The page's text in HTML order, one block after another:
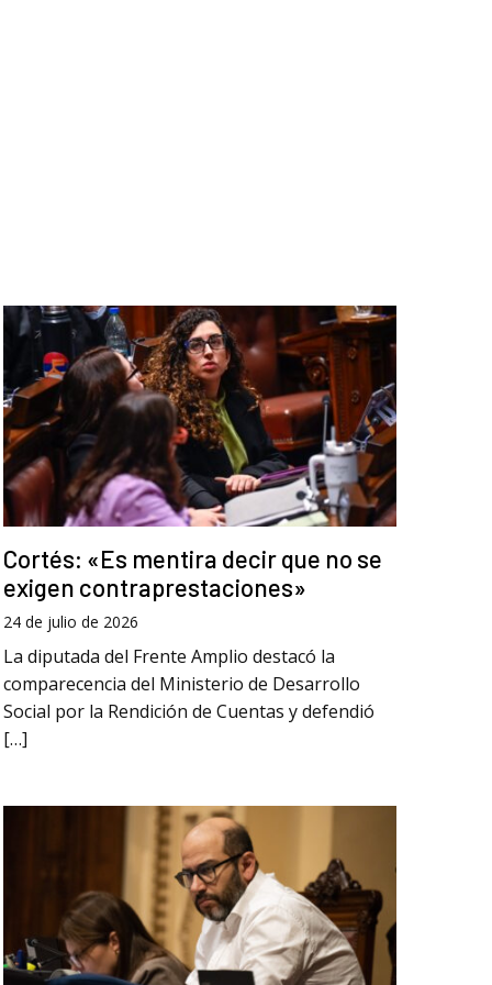
Cortés: «Es mentira decir que no se
exigen contraprestaciones»
24 de julio de 2026
La diputada del Frente Amplio destacó la
comparecencia del Ministerio de Desarrollo
Social por la Rendición de Cuentas y defendió
[…]